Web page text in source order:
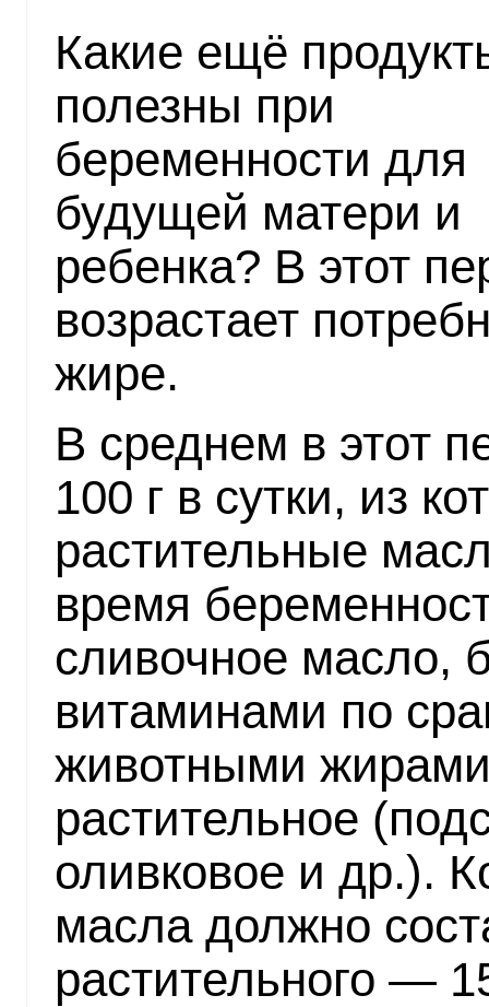
Какие ещё
полезны при
беременности для
будущей матери и
ребенка? В этот
возрастает
жире.
В среднем в этот
100 г в сутки, из
растительные
время
сливочное масло,
витаминами по
животными
растительное
оливковое и др.).
масла должно
растительного —